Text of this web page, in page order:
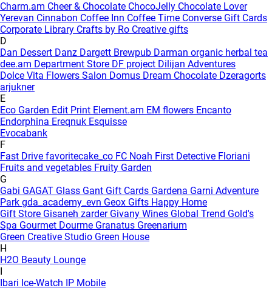
Charm.am Cheer & Chocolate ChocoJelly Chocolate Lover
Yerevan Cinnabon Coffee Inn Coffee Time Converse Gift Cards
Corporate Library Crafts by Ro Creative gifts
D
Dan Dessert Danz Dargett Brewpub Darman organic herbal tea
dee.am Department Store DF project Dilijan Adventures
Dolce Vita Flowers Salon Domus Dream Chocolate Dzeragorts
arjukner
E
Eco Garden Edit Print Element.am EM flowers Encanto
Endorphina Ereqnuk Esquisse
Evocabank
F
Fast Drive favoritecake_co FC Noah First Detective Floriani
Fruits and vegetables Fruity Garden
G
Gabi GAGAT Glass Gant Gift Cards Gardena Garni Adventure
Park gda_academy_evn Geox Gifts Happy Home
Gift Store Gisaneh zarder Givany Wines Global Trend Gold's
Spa Gourmet Dourme Granatus Greenarium
Green Creative Studio Green House
H
H2O Beauty Lounge
I
Ibari Ice-Watch IP Mobile